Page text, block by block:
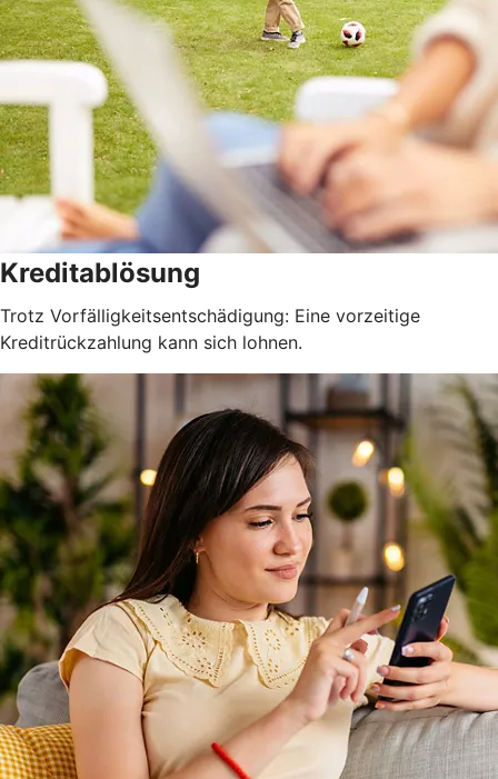
Kreditablösung
Trotz Vorfälligkeitsentschädigung: Eine vorzeitige
Kreditrückzahlung kann sich lohnen.